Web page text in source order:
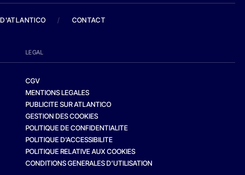
D'ATLANTICO / CONTACT
LEGAL
CGV
MENTIONS LEGALES
PUBLICITE SUR ATLANTICO
GESTION DES COOKIES
POLITIQUE DE CONFIDENTIALITE
POLITIQUE D’ACCESSIBILITE
POLITIQUE RELATIVE AUX COOKIES
CONDITIONS GENERALES D’UTILISATION